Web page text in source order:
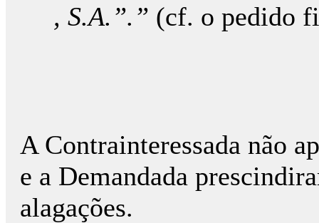
, S.A.”.” (cf. o pedido
A Contrainteressada não
e a Demandada
alagações.